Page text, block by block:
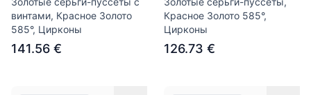
винтами, Красное Золото
585°, Цирконы
141.56 €
Красное Золото 585°,
Цирконы
126.73 €